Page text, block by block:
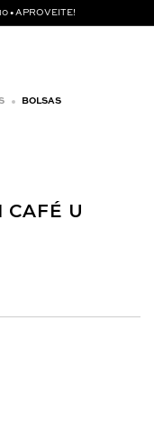
• APROVEITE!
BOLSAS
CAFÉ U